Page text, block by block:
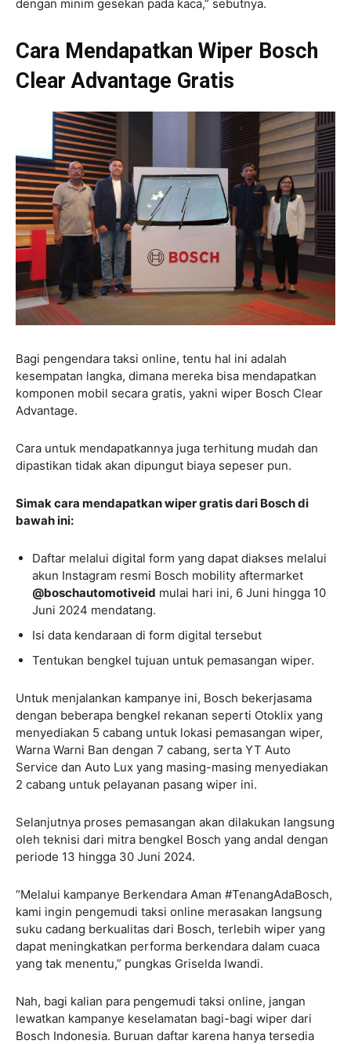
dengan minim gesekan pada kaca,” sebutnya.
Cara Mendapatkan Wiper Bosch
Clear Advantage Gratis
Bagi pengendara taksi online, tentu hal ini adalah
kesempatan langka, dimana mereka bisa mendapatkan
komponen mobil secara gratis, yakni wiper Bosch Clear
Advantage.
Cara untuk mendapatkannya juga terhitung mudah dan
dipastikan tidak akan dipungut biaya sepeser pun.
Simak cara mendapatkan wiper gratis dari Bosch di
bawah ini:
Daftar melalui digital form yang dapat diakses melalui
akun Instagram resmi Bosch mobility aftermarket
@boschautomotiveid mulai hari ini, 6 Juni hingga 10
Juni 2024 mendatang.
Isi data kendaraan di form digital tersebut
Tentukan bengkel tujuan untuk pemasangan wiper.
Untuk menjalankan kampanye ini, Bosch bekerjasama
dengan beberapa bengkel rekanan seperti Otoklix yang
menyediakan 5 cabang untuk lokasi pemasangan wiper,
Warna Warni Ban dengan 7 cabang, serta YT Auto
Service dan Auto Lux yang masing-masing menyediakan
2 cabang untuk pelayanan pasang wiper ini.
Selanjutnya proses pemasangan akan dilakukan langsung
oleh teknisi dari mitra bengkel Bosch yang andal dengan
periode 13 hingga 30 Juni 2024.
“Melalui kampanye Berkendara Aman #TenangAdaBosch,
kami ingin pengemudi taksi online merasakan langsung
suku cadang berkualitas dari Bosch, terlebih wiper yang
dapat meningkatkan performa berkendara dalam cuaca
yang tak menentu,” pungkas Griselda Iwandi.
Nah, bagi kalian para pengemudi taksi online, jangan
lewatkan kampanye keselamatan bagi-bagi wiper dari
Bosch Indonesia. Buruan daftar karena hanya tersedia